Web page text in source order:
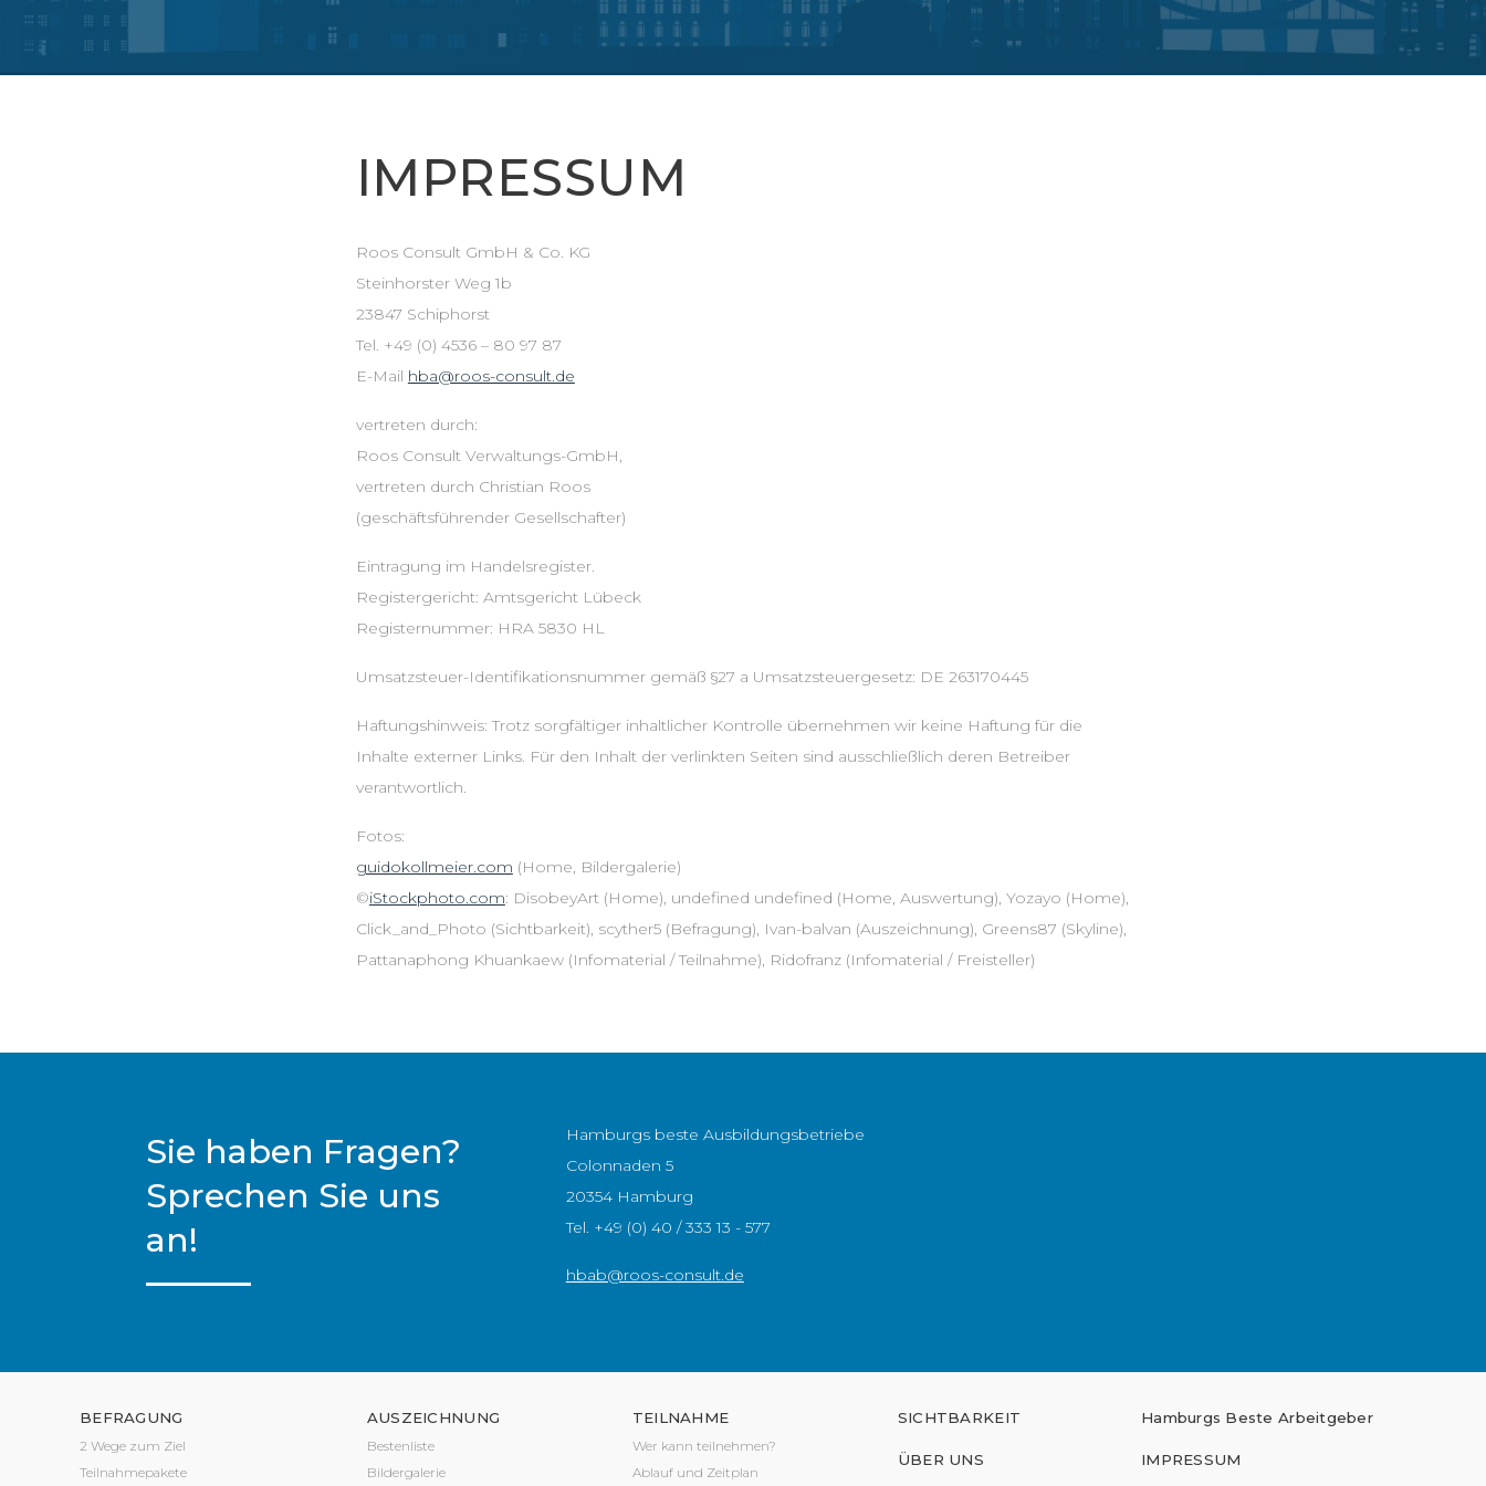
IMPRESSUM
Roos Consult GmbH & Co. KG
Steinhorster Weg 1b
23847 Schiphorst
Tel. +49 (0) 4536 – 80 97 87
E-Mail hba@roos-consult.de
vertreten durch:
Roos Consult Verwaltungs-GmbH,
vertreten durch Christian Roos
(geschäftsführender Gesellschafter)
Eintragung im Handelsregister.
Registergericht: Amtsgericht Lübeck
Registernummer: HRA 5830 HL
Umsatzsteuer-Identifikationsnummer gemäß §27 a Umsatzsteuergesetz: DE 263170445
Haftungshinweis: Trotz sorgfältiger inhaltlicher Kontrolle übernehmen wir keine Haftung für die
Inhalte externer Links. Für den Inhalt der verlinkten Seiten sind ausschließlich deren Betreiber
verantwortlich.
Fotos:
guidokollmeier.com (Home, Bildergalerie)
©iStockphoto.com: DisobeyArt (Home), undefined undefined (Home, Auswertung), Yozayo (Home),
Click_and_Photo (Sichtbarkeit), scyther5 (Befragung), Ivan-balvan (Auszeichnung), Greens87 (Skyline),
Pattanaphong Khuankaew (Infomaterial / Teilnahme), Ridofranz (Infomaterial / Freisteller)
Sie haben Fragen?
Sprechen Sie uns
an!
Hamburgs beste Ausbildungsbetriebe
Colonnaden 5
20354 Hamburg
Tel. +49 (0) 40 / 333 13 - 577
hbab@roos-consult.de
BEFRAGUNG
2 Wege zum Ziel
Teilnahmepakete
AUSZEICHNUNG
Bestenliste
Bildergalerie
TEILNAHME
Wer kann teilnehmen?
Ablauf und Zeitplan
SICHTBARKEIT
ÜBER UNS
Hamburgs Beste Arbeitgeber
IMPRESSUM